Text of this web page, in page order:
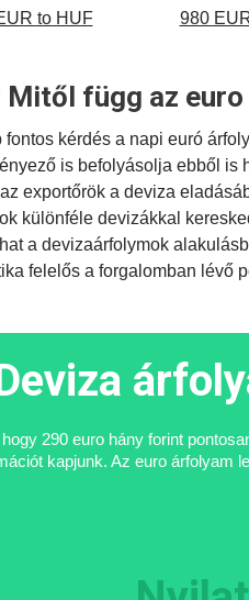
to HUF 980
Mitől függ az
kérdés a napi euró
is befolyásolja ebből is
exportőrök a deviza
különféle devizákkal
a devizaárfolymok
felelős a forgalomban lévő
290 euro hány forint
kapjunk. Az euro árfolyam